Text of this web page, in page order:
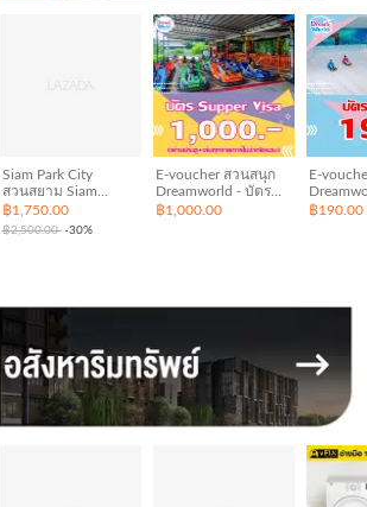
Siam Park City
สวนสยาม Siam
amazing park สยามอะ
เมซิ่งพาร์ค ใช้ได้ถึง
฿1,750.00
฿2,500.00 -30%
E-voucher สวนสนุก
Dreamworld - บัตร
ซุปเปอร์วีซ่า สำหรับ 1
฿1,000.00
E-
หิมะ สำห
฿190.00